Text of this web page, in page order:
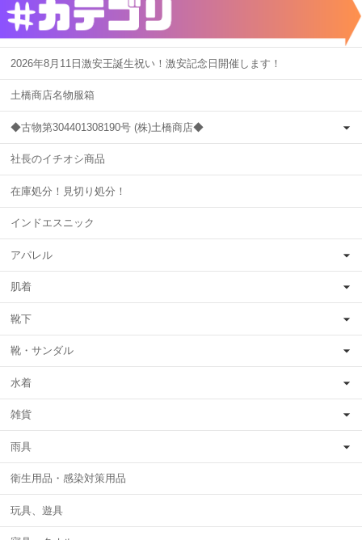
2026年8月11日激安王誕生祝い！激安記念日開催します！
土橋商店名物服箱
◆古物第304401308190号 (株)土橋商店◆
社長のイチオシ商品
在庫処分！見切り処分！
インドエスニック
アパレル
肌着
靴下
靴・サンダル
水着
雑貨
雨具
衛生用品・感染対策用品
玩具、遊具